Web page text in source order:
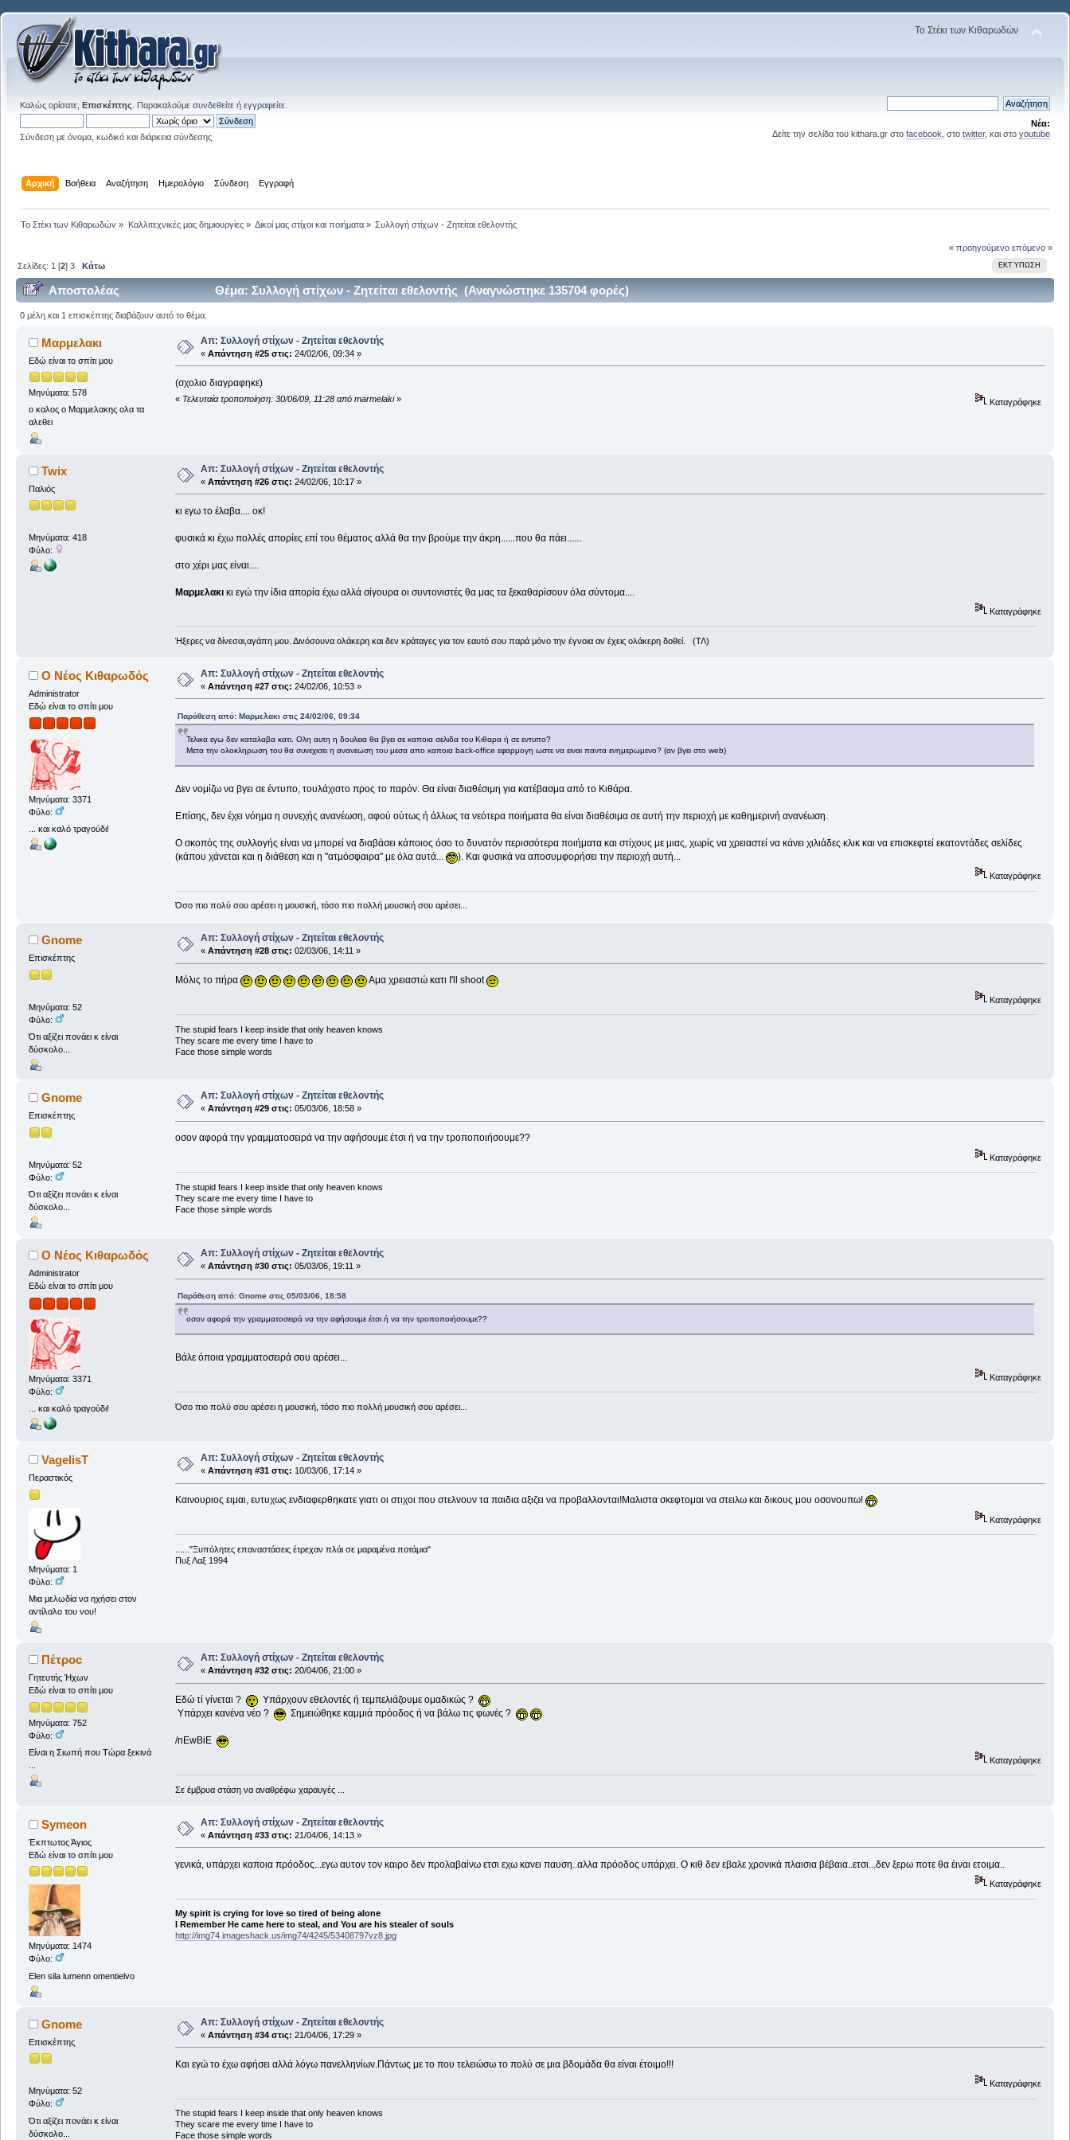
Το Στέκι των Κιθαρωδών
Καλώς ορίσατε, Επισκέπτης . Παρακαλούμε συνδεθείτε ή εγγραφείτε
Σύνδεση με όνομα, κωδικό και διάρκεια σύνδεσης
Νέα:
Δείτε την σελίδα του kithara.gr στο facebook , στο twitter, και στο youtube
Αρχική Βοήθεια Αναζήτηση Ημερολόγιο Σύνδεση Εγγραφή
Το Στέκι των Κιθαρωδών » Καλλιτεχνικές μας δημιουργίες» Δικοί μας στίχοι και ποιήματα» Συλλογή στίχων - Ζητείται εθελοντής
« προηγούμενο επόμενο »
ΕΚΤΎΠΩΣΗ
Σελίδες: 1 [2]3 Κάτω
Αποστολέας Θέμα: Συλλογή στίχων - Ζητείται εθελοντής (Αναγνώστηκε 135704 φορές)
0 μέλη και 1 επισκέπτης διαβάζουν αυτό το θέμα.
Μαρμελακι
Εδώ είναι το σπίτι μου
Μηνύματα: 578
ο καλος ο Μαρμελακης ολα τα
αλεθει
Απ: Συλλογή στίχων - Ζητείται εθελοντής
« Απάντηση #25 στις: 24/02/06, 09:34 »
(σχολιο διαγραφηκε)
« Τελευταία τροποποίηση: 30/06/09, 11:28 από marmelaki» Καταγράφηκε
Twix
Παλιός
Μηνύματα: 418
Φύλο:
Απ: Συλλογή στίχων - Ζητείται εθελοντής
« Απάντηση #26 στις: 24/02/06, 10:17 »
κι εγω το έλαβα.... οκ!
φυσικά κι έχω πολλές απορίες επί του θέματος αλλά θα την βρούμε την άκρη......που θα πάει......
στο χέρι μας είναι....
Μαρμελακικι εγώ την ίδια απορία έχω αλλά σίγουρα οι συντονιστές θα μας τα ξεκαθαρίσουν όλα σύντομα....
Καταγράφηκε
Ήξερες να δίνεσαι,αγάπη μου. Δινόσουνα ολάκερη και δεν κράταγες για τον εαυτό σου παρά μόνο την έγνοια αν έχεις ολάκερη δοθεί. (ΤΛ)
Ο Νέος Κιθαρωδός
Administrator
Εδώ είναι το σπίτι μου
Μηνύματα: 3371
Φύλο:
... και καλό τραγούδι!
Απ: Συλλογή στίχων - Ζητείται εθελοντής
« Απάντηση #27 στις: 24/02/06, 10:53 »
Παράθεση από: Μαρμελακι στις 24/02/06, 09:34
Τελικα εγω δεν καταλαβα κατι. Ολη αυτη η δουλεια θα βγει σε καποια σελιδα του Κιθαρα ή σε εντυπο?
Μετα την ολοκληρωση του θα συνεχισει η ανανεωση του μεσα απο καποια back-office εφαρμογη ωστε να ειναι παντα ενημερωμενο? (αν βγει στο web)
Δεν νομίζω να βγει σε έντυπο, τουλάχιστο προς το παρόν. Θα είναι διαθέσιμη για κατέβασμα από το Κιθάρα.
Επίσης, δεν έχει νόημα η συνεχής ανανέωση, αφού ούτως ή άλλως τα νεότερα ποιήματα θα είναι διαθέσιμα σε αυτή την περιοχή με καθημερινή ανανέωση.
Ο σκοπός της συλλογής είναι να μπορεί να διαβάσει κάποιος όσο το δυνατόν περισσότερα ποιήματα και στίχους με μιας, χωρίς να χρειαστεί να κάνει χιλιάδες κλικ και να επισκεφτεί εκατοντάδες σελίδες
(κάπου χάνεται και η διάθεση και η "ατμόσφαιρα" με όλα αυτά...
). Και φυσικά να αποσυμφορήσει την περιοχή αυτή...
Καταγράφηκε
Όσο πιο πολύ σου αρέσει η μουσική, τόσο πιο πολλή μουσική σου αρέσει...
Gnome
Επισκέπτης
Μηνύματα: 52
Φύλο:
Ότι αξίζει πονάει κ είναι
δύσκολο...
Απ: Συλλογή στίχων - Ζητείται εθελοντής
« Απάντηση #28 στις: 02/03/06, 14:11 »
Μόλις το πήρα Αμα χρειαστώ κατι I'll shoot
Καταγράφηκε
The stupid fears I keep inside that only heaven knows
They scare me every time I have to
Face those simple words
Gnome
Επισκέπτης
Μηνύματα: 52
Φύλο:
Ότι αξίζει πονάει κ είναι
δύσκολο...
Απ: Συλλογή στίχων - Ζητείται εθελοντής
« Απάντηση #29 στις: 05/03/06, 18:58 »
οσον αφορά την γραμματοσειρά να την αφήσουμε έτσι ή να την τροποποιήσουμε??
Καταγράφηκε
The stupid fears I keep inside that only heaven knows
They scare me every time I have to
Face those simple words
Ο Νέος Κιθαρωδός
Administrator
Εδώ είναι το σπίτι μου
Μηνύματα: 3371
Φύλο:
... και καλό τραγούδι!
Απ: Συλλογή στίχων - Ζητείται εθελοντής
« Απάντηση #30 στις: 05/03/06, 19:11 »
Παράθεση από: Gnome στις 05/03/06, 18:58
οσον αφορά την γραμματοσειρά να την αφήσουμε έτσι ή να την τροποποιήσουμε??
Βάλε όποια γραμματοσειρά σου αρέσει...
Καταγράφηκε
Όσο πιο πολύ σου αρέσει η μουσική, τόσο πιο πολλή μουσική σου αρέσει...
VagelisT
Περαστικός
Μηνύματα: 1
Φύλο:
Μια μελωδία να ηχήσει στον
αντίλαλο του νου!
Απ: Συλλογή στίχων - Ζητείται εθελοντής
« Απάντηση #31 στις: 10/03/06, 17:14 »
Καινουριος ειμαι, ευτυχως ενδιαφερθηκατε γιατι οι στιχοι που στελνουν τα παιδια αξιζει να προβαλλονται!Μαλιστα σκεφτομαι να στειλω και δικους μου οσονουπω!
Καταγράφηκε
......"Ξυπόλητες επαναστάσεις έτρεχαν πλάι σε μαραμένα ποτάμια"
Πυξ Λαξ 1994
Πέτροc
Γητευτής Ήχων
Εδώ είναι το σπίτι μου
Μηνύματα: 752
Φύλο:
Είναι η Σιωπή που Τώρα ξεκινά
Απ: Συλλογή στίχων - Ζητείται εθελοντής
« Απάντηση #32 στις: 20/04/06, 21:00 »
Εδώ τί γίνεται ?
Υπάρχουν εθελοντές ή τεμπελιάζουμε ομαδικώς ?
Υπάρχει κανένα νέο ?
Σημειώθηκε καμμιά πρόοδος ή να βάλω τις φωνές ?
/nEwBiE
Καταγράφηκε
Σε έμβρυα στάση να αναθρέφω χαραυγές ...
Symeon
Έκπτωτος Άγιος
Εδώ είναι το σπίτι μου
Μηνύματα: 1474
Φύλο:
Elen sila lumenn omentielvo
Απ: Συλλογή στίχων - Ζητείται εθελοντής
« Απάντηση #33 στις: 21/04/06, 14:13 »
γενικά, υπάρχει καποια πρόοδος...εγω αυτον τον καιρο δεν προλαβαίνω ετσι εχω κανει παυση..αλλα πρόοδος υπάρχει. Ο κιθ δεν εβαλε χρονικά πλαισια βέβαια..ετσι...δεν ξερω ποτε θα έιναι ετοιμα..
Καταγράφηκε
My spirit is crying for love so tired of being alone
I Remember He came here to steal, and You are his stealer of souls
http://img74.imageshack.us/img74/4245/53408797vz8.jpg
Gnome
Επισκέπτης
Μηνύματα: 52
Φύλο:
Ότι αξίζει πονάει κ είναι
δύσκολο...
Απ: Συλλογή στίχων - Ζητείται εθελοντής
« Απάντηση #34 στις: 21/04/06, 17:29 »
Και εγώ το έχω αφήσει αλλά λόγω πανελληνίων.Πάντως με το που τελειώσω το πολύ σε μια βδομάδα θα είναι έτοιμο!!!
Καταγράφηκε
The stupid fears I keep inside that only heaven knows
They scare me every time I have to
Face those simple words